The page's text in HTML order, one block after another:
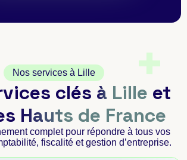
Nos services à Lille
clés à Lille et
Hauts de France
complet pour répondre à tous vos
fiscalité et gestion d’entreprise.